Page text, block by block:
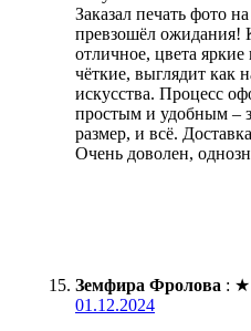
Заказал печать фото
превзошёл ожидания!
отличное, цвета
чёткие, выглядит как
искусства. Процесс
простым и удобным –
размер, и всё.
Очень доволен,
Земфира Фролова : ★
01.12.2024